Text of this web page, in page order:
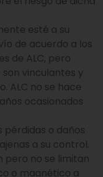
esté a su
de acuerdo a los
de ALC, pero
vinculantes y
ALC no se hace
ocasionados
pérdidas o daños
a su control.
pero no se limitan
o magnético a